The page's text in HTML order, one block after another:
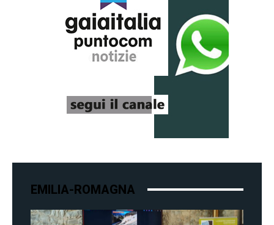
EMILIA-ROMAGNA